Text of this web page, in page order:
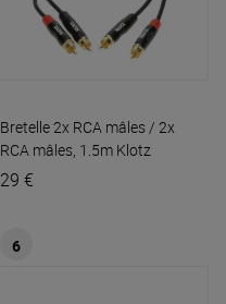
Bretelle 2x RCA mâles / 2x
RCA mâles, 1.5m Klotz
29 €
6